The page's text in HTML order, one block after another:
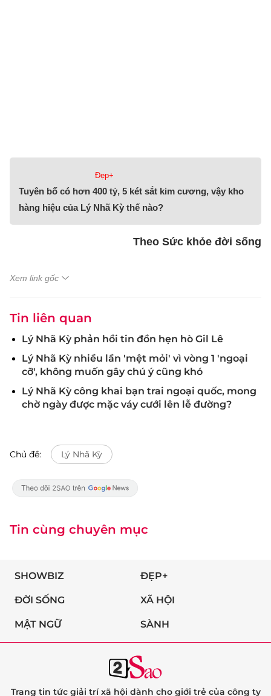
Đẹp+
Tuyên bố có hơn 400 tỷ, 5 két sắt kim cương, vậy kho
hàng hiệu của Lý Nhã Kỳ thế nào?
Theo Sức khỏe đời sống
Xem link gốc
Tin liên quan
Lý Nhã Kỳ phản hồi tin đồn hẹn hò Gil Lê
Lý Nhã Kỳ nhiều lần 'mệt mỏi' vì vòng 1 'ngoại
cỡ', không muốn gây chú ý cũng khó
Lý Nhã Kỳ công khai bạn trai ngoại quốc, mong
chờ ngày được mặc váy cưới lên lễ đường?
Chủ đề: Lý Nhã Kỳ
Tin cùng chuyên mục
SHOWBIZ ĐẸP+
ĐỜI SỐNG XÃ HỘI
MẬT NGỮ SÀNH
Trang tin tức giải trí xã hội dành cho giới trẻ của công ty